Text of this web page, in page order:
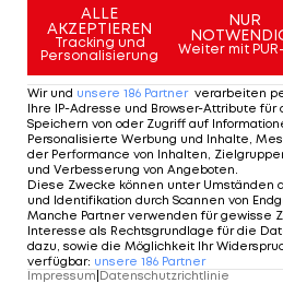
Sarah Schober hätte
nachrücken können,
Wolf: "Ich hoffe, dass die
dahin Pro sein wird."
Wetter sorgt für
Laut Internationalem
vorerst weiter unklar, wie
gespielt wird. Wegen eines
ALLE
AKZEPTIEREN
Tracking und
Personalisierung
NUR
Weiter mit
Wir und unsere 186 Partner verarbeiten
Ihre IP-Adresse und Browser-Attribute
Speichern von oder Zugriff auf
Personalisierte Werbung und Inhalte,
der Performance von Inhalten,
und Verbesserung von Angeboten.
Diese Zwecke können unter Umständen
und Identifikation durch Scannen von
Manche Partner verwenden für gewisse
Interesse als Rechtsgrundlage für die
dazu, sowie die Möglichkeit Ihr
verfügbar: unsere 186 Partner
Impressum Datenschutzrichtlinie